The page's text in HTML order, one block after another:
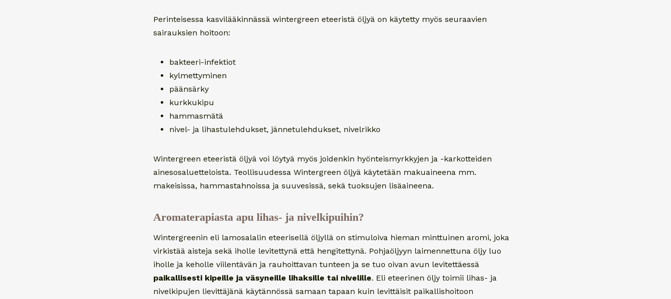
Perinteisessa kasvilääkinnässä wintergreen eteeristä öljyä on käytetty myös seuraavien
sairauksien hoitoon:
bakteeri-infektiot
kylmettyminen
päänsärky
kurkkukipu
hammasmätä
nivel- ja lihastulehdukset, jännetulehdukset, nivelrikko
Wintergreen eteeristä öljyä voi löytyä myös joidenkin hyönteismyrkkyjen ja -karkotteiden
ainesosaluetteloista. Teollisuudessa Wintergreen öljyä käytetään makuaineena mm.
makeisissa, hammastahnoissa ja suuvesissä, sekä tuoksujen lisäaineena.
Aromaterapiasta apu lihas- ja nivelkipuihin?
Wintergreenin eli lamosalalin eteerisellä öljyllä on stimuloiva hieman minttuinen aromi, joka
virkistää aisteja sekä iholle levitettynä että hengitettynä. Pohjaöljyyn laimennettuna öljy luo
iholle ja keholle viilentävän ja rauhoittavan tunteen ja se tuo oivan avun levitettäessä
paikallisesti kipeille ja väsyneille lihaksille tai nivelille. Eli eteerinen öljy toimii lihas- ja
nivelkipujen lievittäjänä käytännössä samaan tapaan kuin levittäisit paikallishoitoon